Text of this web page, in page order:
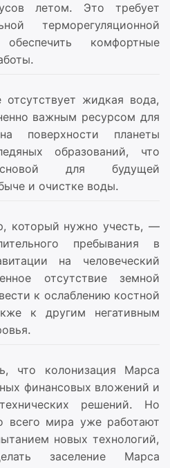
летом. Это требует
терморегуляционной
комфортные
жидкая вода,
важным ресурсом для
поверхности планеты
образований, что
для будущей
и очистке воды.
который нужно учесть, —
пребывания в
на человеческий
отсутствие земной
к ослаблению костной
к другим негативным
что колонизация Марса
финансовых вложений и
решений. Но
всего мира уже работают
новых технологий,
заселение Марса